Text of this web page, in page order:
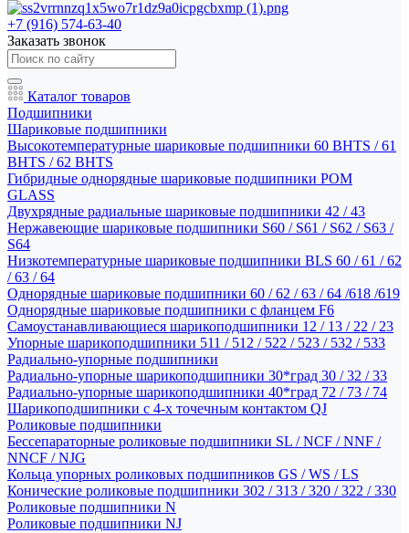
+7 (916) 574-63-40
Заказать звонок
Каталог товаров
Подшипники
Шариковые подшипники
Высокотемпературные шариковые подшипники 60 BHTS / 61
BHTS / 62 BHTS
Гибридные однорядные шариковые подшипники POM
GLASS
Двухрядные радиальные шариковые подшипники 42 / 43
Нержавеющие шариковые подшипники S60 / S61 / S62 / S63 /
S64
Низкотемпературные шариковые подшипники BLS 60 / 61 / 62
/ 63 / 64
Однорядные шариковые подшипники 60 / 62 / 63 / 64 /618 /619
Однорядные шариковые подшипники с фланцем F6
Самоустанавливающиеся шарикоподшипники 12 / 13 / 22 / 23
Упорные шарикоподшипники 511 / 512 / 522 / 523 / 532 / 533
Радиально-упорные подшипники
Радиально-упорные шарикоподшипники 30*град 30 / 32 / 33
Радиально-упорные шарикоподшипники 40*град 72 / 73 / 74
Шарикоподшипники с 4-х точечным контактом QJ
Роликовые подшипники
Бессепараторные роликовые подшипники SL / NCF / NNF /
NNCF / NJG
Кольца упорных роликовых подшипников GS / WS / LS
Конические роликовые подшипники 302 / 313 / 320 / 322 / 330
Роликовые подшипники N
Роликовые подшипники NJ